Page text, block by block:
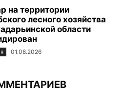
на территории
лесного хозяйства
области
01.08.2026